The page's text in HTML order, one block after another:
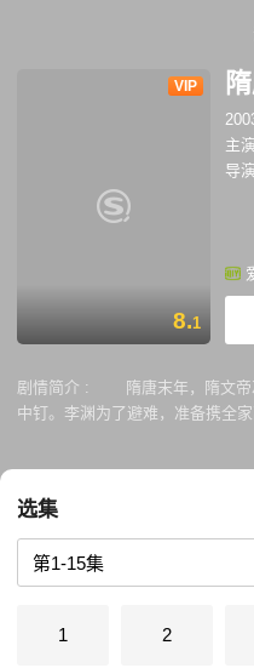
VIP
8.1
主演
导演
剧情简介 :
隋唐末年，隋文帝
中钉。李渊为了避难，准备携全
和长孙姑娘热恋，不想离开京城
难中正巧碰到押送囚徒的秦琼。
手是杨广派出的，又怕多事，不
民为秦琼立庙以示纪念。(数年后
报，才毅然追随。 秦琼把犯人
被迫卖出自己的黄骠马时，遇到
人和武艺，便厚赠银两。秦琼在
选集
1 2